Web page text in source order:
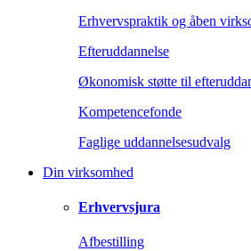
Erhvervspraktik og åben
Efteruddannelse
Økonomisk støtte til
Kompetencefonde
Faglige uddannelsesudvalg
Din virksomhed
Erhvervsjura
Afbestilling